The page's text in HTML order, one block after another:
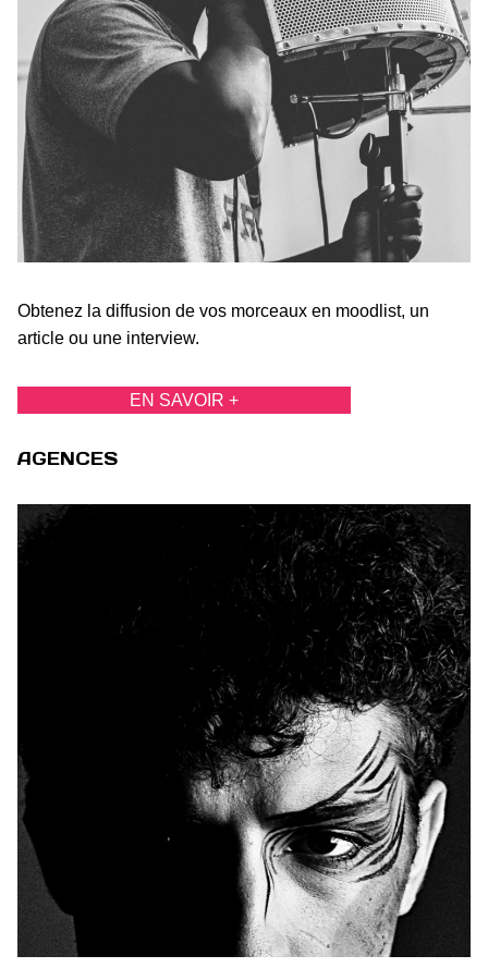
Obtenez la diffusion de vos morceaux en moodlist, un
article ou une interview.
EN SAVOIR +
AGENCES